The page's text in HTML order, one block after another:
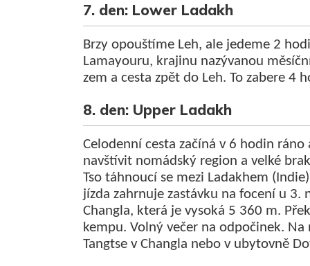
7. den: Lower Ladakh
Brzy opouštíme Leh, ale jedeme 2
Lamayouru, krajinu nazývanou
zem a cesta zpět do Leh. To zabere 4
8. den: Upper Ladakh
Celodenní cesta začíná v 6 hodin
navštívit nomádský region a velké
Tso táhnoucí se mezi Ladakhem
jízda zahrnuje zastávku na focení u 3.
Changla, která je vysoká 5 360 m.
kempu. Volný večer na odpočinek.
Tangtse v Changla nebo v ubytovně